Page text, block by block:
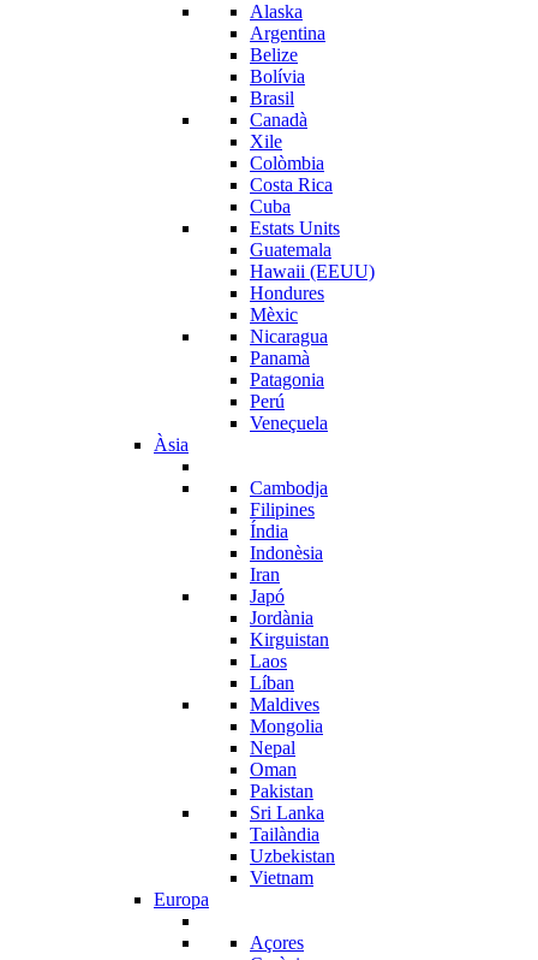
Alaska
Argentina
Belize
Bolívia
Brasil
Canadà
Xile
Colòmbia
Costa Rica
Cuba
Estats Units
Guatemala
Hawaii (EEUU)
Hondures
Mèxic
Nicaragua
Panamà
Patagonia
Perú
Veneçuela
Àsia
Cambodja
Filipines
Índia
Indonèsia
Iran
Japó
Jordània
Kirguistan
Laos
Líban
Maldives
Mongolia
Nepal
Oman
Pakistan
Sri Lanka
Tailàndia
Uzbekistan
Vietnam
Europa
Açores